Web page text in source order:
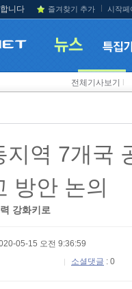
니다 즐겨찾기 추가 시작페
전체기사보기
지역 7개국
방안 논의
강화키로
05-15 오전 9:36:59
소셜댓글 : 0